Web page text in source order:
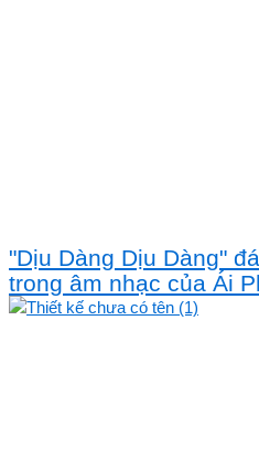
"Dịu Dàng Dịu Dàng"
trong âm nhạc của Ái